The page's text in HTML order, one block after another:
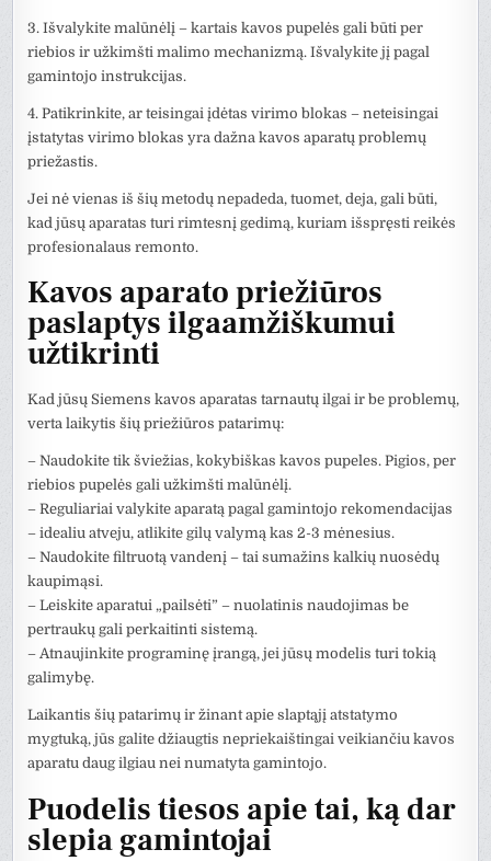
3. Išvalykite malūnėlį – kartais kavos pupelės gali būti per
riebios ir užkimšti malimo mechanizmą. Išvalykite jį pagal
gamintojo instrukcijas.
4. Patikrinkite, ar teisingai įdėtas virimo blokas – neteisingai
įstatytas virimo blokas yra dažna kavos aparatų problemų
priežastis.
Jei nė vienas iš šių metodų nepadeda, tuomet, deja, gali būti,
kad jūsų aparatas turi rimtesnį gedimą, kuriam išspręsti reikės
profesionalaus remonto.
Kavos aparato priežiūros
paslaptys ilgaamžiškumui
užtikrinti
Kad jūsų Siemens kavos aparatas tarnautų ilgai ir be problemų,
verta laikytis šių priežiūros patarimų:
– Naudokite tik šviežias, kokybiškas kavos pupeles. Pigios, per
riebios pupelės gali užkimšti malūnėlį.
– Reguliariai valykite aparatą pagal gamintojo rekomendacijas
– idealiu atveju, atlikite gilų valymą kas 2-3 mėnesius.
– Naudokite filtruotą vandenį – tai sumažins kalkių nuosėdų
kaupimąsi.
– Leiskite aparatui „pailsėti” – nuolatinis naudojimas be
pertraukų gali perkaitinti sistemą.
– Atnaujinkite programinę įrangą, jei jūsų modelis turi tokią
galimybę.
Laikantis šių patarimų ir žinant apie slaptąjį atstatymo
mygtuką, jūs galite džiaugtis nepriekaištingai veikiančiu kavos
aparatu daug ilgiau nei numatyta gamintojo.
Puodelis tiesos apie tai, ką dar
slepia gamintojai